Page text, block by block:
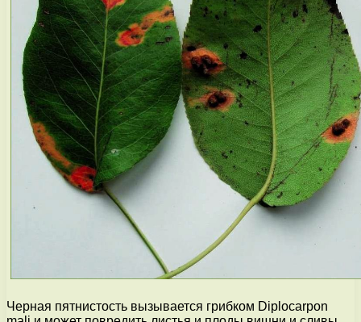
Черная пятнистость вызывается грибком Diplocarpon